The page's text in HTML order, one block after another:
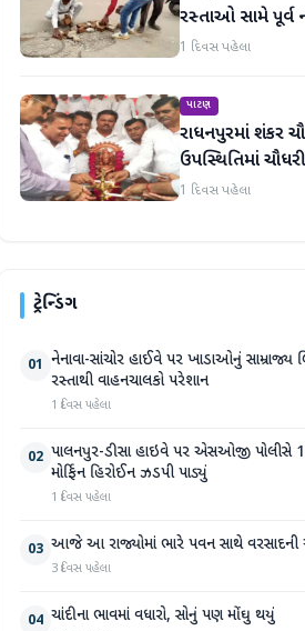
રસ્તાઓ સામે પૂર્વ
મેદાનમાં
1 દિવસ પહેલા
પાટણ
રાધનપુરમાં શંકર
ઉપસ્થિતિમાં
સભા મળી
1 દિવસ પહેલા
ટ્રેન્ડિંગ
01 નેનાવા-સાંચોર હાઈવે પર ખાડાઓનું સામ્રાજ્ય
રસ્તાથી વાહનચાલકો પરેશાન
1 દિવસ પહેલા
02 પાલનપુર-ડીસા હાઇવે પર એસઓજી પોલીસે
મોર્ફિન હિરોઈન ઝડપી પાડ્યું
1 દિવસ પહેલા
03 આજે આ રાજ્યોમાં ભારે પવન સાથે
3 દિવસ પહેલા
04 ચાંદીના ભાવમાં વધારો, સોનું પણ મોંઘુ થયું